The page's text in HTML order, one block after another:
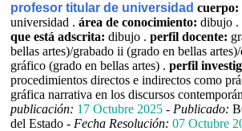
profesor titular de universidad cuerpo:
universidad . área de conocimiento: dibujo .
que está adscrita: dibujo . perfil docente:
bellas artes)/grabado ii (grado en bellas
gráfico (grado en bellas artes) . perfil
procedimientos directos e indirectos como
gráfica narrativa en los discursos
publicación: 17 Octubre 2025 - Publicado:
del Estado - Fecha Resolución: 07 Octubre